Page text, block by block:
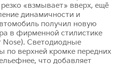
«взмывает» вверх, ещё
динамичности и
получил новую
в фирменной стилистике
Nose). Светодиодные
верхней кромке передних
что добавляет